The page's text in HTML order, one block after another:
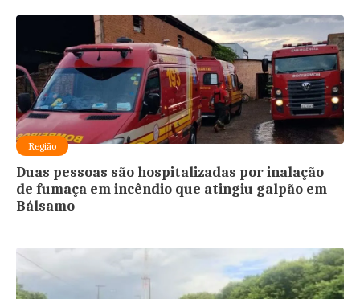
Região
Duas pessoas são hospitalizadas por inalação
de fumaça em incêndio que atingiu galpão em
Bálsamo